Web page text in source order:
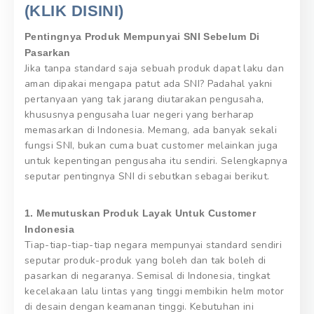
(KLIK DISINI)
Pentingnya Produk Mempunyai SNI Sebelum Di
Pasarkan
Jika tanpa standard saja sebuah produk dapat laku dan
aman dipakai mengapa patut ada SNI? Padahal yakni
pertanyaan yang tak jarang diutarakan pengusaha,
khususnya pengusaha luar negeri yang berharap
memasarkan di Indonesia. Memang, ada banyak sekali
fungsi SNI, bukan cuma buat customer melainkan juga
untuk kepentingan pengusaha itu sendiri. Selengkapnya
seputar pentingnya SNI di sebutkan sebagai berikut.
1. Memutuskan Produk Layak Untuk Customer
Indonesia
Tiap-tiap-tiap-tiap negara mempunyai standard sendiri
seputar produk-produk yang boleh dan tak boleh di
pasarkan di negaranya. Semisal di Indonesia, tingkat
kecelakaan lalu lintas yang tinggi membikin helm motor
di desain dengan keamanan tinggi. Kebutuhan ini